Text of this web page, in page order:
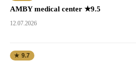
AMBY medical center ★9.5
12.07.2026
★ 9.7